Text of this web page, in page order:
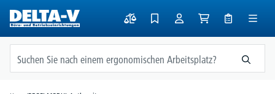
springen